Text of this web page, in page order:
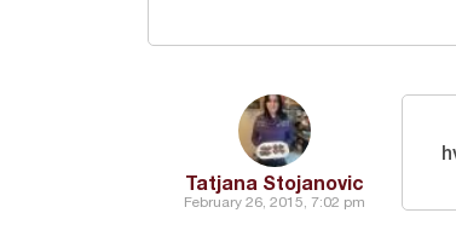
Tatjana Stojanovic
February 26, 2015, 7:02 pm